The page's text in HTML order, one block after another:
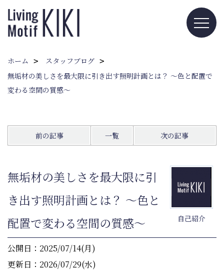
ホーム
スタッフブログ
無垢材の美しさを最大限に引き出す照明計画とは？ 〜色と配置で
変わる空間の質感〜
前の記事 一覧 次の記事
自己紹介
無垢材の美しさを最大限に引
き出す照明計画とは？ 〜色と
配置で変わる空間の質感〜
公開日：2025/07/14(月)
更新日：2026/07/29(水)